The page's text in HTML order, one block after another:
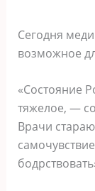
Сегодня
возможное
«Состояние
тяжелое, —
Врачи